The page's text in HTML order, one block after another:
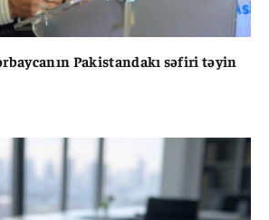
Pakistandakı səfiri təyin